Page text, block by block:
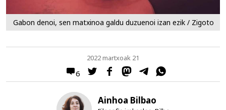
Gabon denoi, sen matxinoa galdu duzuenoi izan ezik / Zigoto
6
2022 martxoak 21
Ainhoa Bilbao